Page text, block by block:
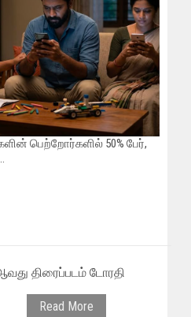
பெற்றோர்களில் 50% பேர்,
ஆவது திரைப்படம் டோரதி
Read More